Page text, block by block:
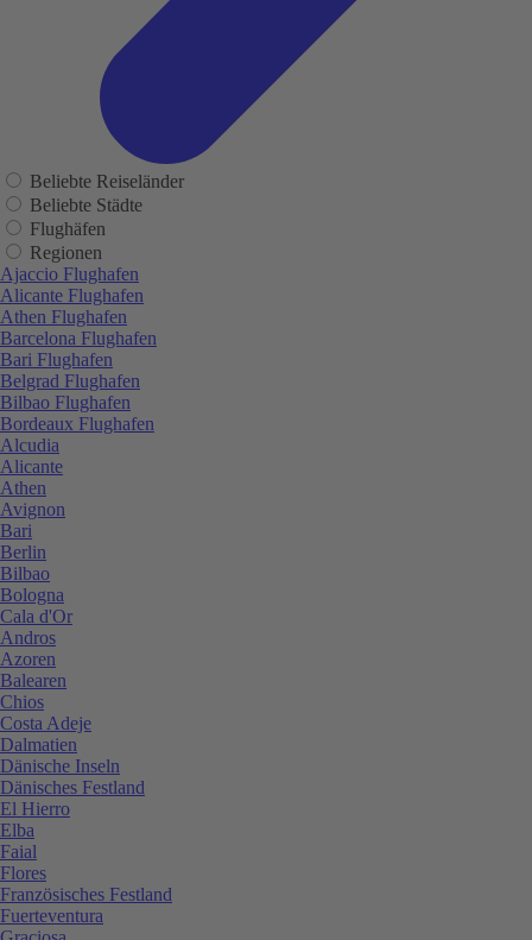
Beliebte Reiseländer
Beliebte Städte
Flughäfen
Regionen
Ajaccio Flughafen
Alicante Flughafen
Athen Flughafen
Barcelona Flughafen
Bari Flughafen
Belgrad Flughafen
Bilbao Flughafen
Bordeaux Flughafen
Alcudia
Alicante
Athen
Avignon
Bari
Berlin
Bilbao
Bologna
Cala d'Or
Andros
Azoren
Balearen
Chios
Costa Adeje
Dalmatien
Dänische Inseln
Dänisches Festland
El Hierro
Elba
Faial
Flores
Französisches Festland
Fuerteventura